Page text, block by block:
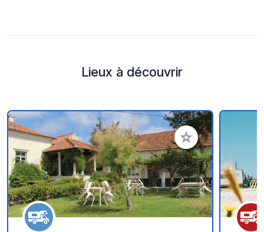
Lieux à découvrir
Ajouter à vos